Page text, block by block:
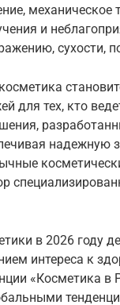
механическое
и
для тех, кто
надежную
в 2026 году
интереса к
«Косметика в